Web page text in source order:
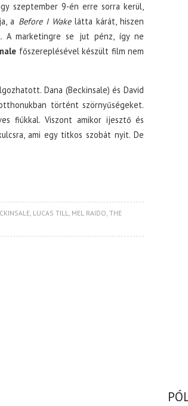
szeptember 9-én erre sorra kerül,
a Before I Wakelátta kárát, hiszen
A marketingre se jut pénz, így ne
főszereplésével készült film nem
Dana (Beckinsale) és David
történt szörnyűségeket.
fiúkkal. Viszont amikor ijesztő és
ami egy titkos szobát nyit. De
, LUCAS TILL, MEL RAIDO, THE